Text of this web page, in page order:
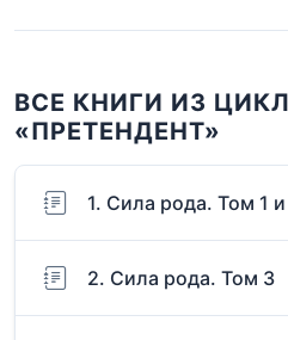
ВСЕ КНИГИ ИЗ
«ПРЕТЕНДЕНТ»
1. Сила рода. Том 1
2. Сила рода. Том 3